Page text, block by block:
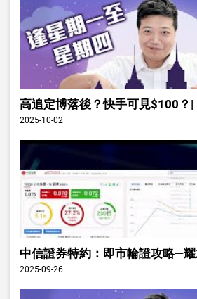
高追定博落後？快手可見$100？|
2025-10-02
中信證券特約：即市輪證攻略—
2025-09-26